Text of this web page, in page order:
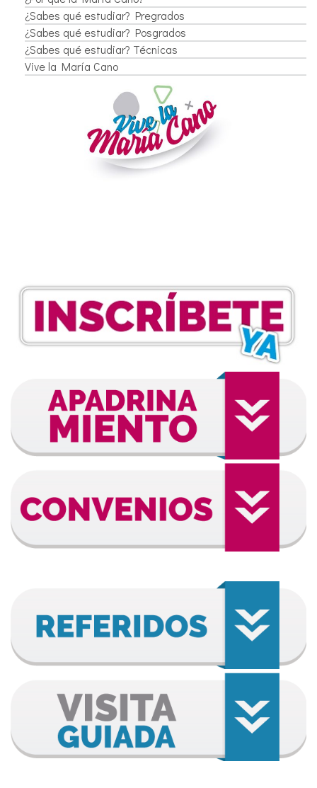
¿Sabes qué estudiar? Pregrados
¿Sabes qué estudiar? Posgrados
¿Sabes qué estudiar? Técnicas
Vive la María Cano